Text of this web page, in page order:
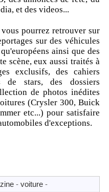
et des videos...
pourrez retrouver sur
sur des véhicules
ainsi que des
scène, eux aussi traités à
exclusifs, des cahiers
de stars, des dossiers
de photos inédites
(Crysler 300, Buick
etc...) pour satisfaire
d'exceptions.
- voiture -